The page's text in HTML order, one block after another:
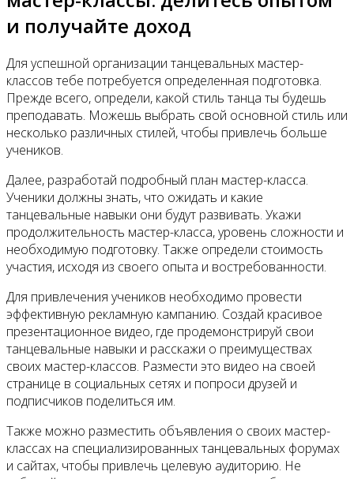
и получайте доход
Для успешной организации танцевальных мастер-
классов тебе потребуется определенная подготовка.
Прежде всего, определи, какой стиль танца ты будешь
преподавать. Можешь выбрать свой основной стиль или
несколько различных стилей, чтобы привлечь больше
учеников.
Далее, разработай подробный план мастер-класса.
Ученики должны знать, что ожидать и какие
танцевальные навыки они будут развивать. Укажи
продолжительность мастер-класса, уровень сложности и
необходимую подготовку. Также определи стоимость
участия, исходя из своего опыта и востребованности.
Для привлечения учеников необходимо провести
эффективную рекламную кампанию. Создай красивое
презентационное видео, где продемонстрируй свои
танцевальные навыки и расскажи о преимуществах
своих мастер-классов. Размести это видео на своей
странице в социальных сетях и попроси друзей и
подписчиков поделиться им.
Также можно разместить объявления о своих мастер-
классах на специализированных танцевальных форумах
и сайтах, чтобы привлечь целевую аудиторию. Не